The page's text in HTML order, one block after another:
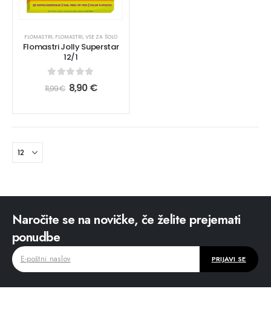
FLOMASTRI, FLOMASTRI,VSE ZA ŠOLO
Flomastri Jolly Superstar
12/1
out of 5
11,99€ 8,90€
Naročite se na novičke, če želite prejemati
ponudbe